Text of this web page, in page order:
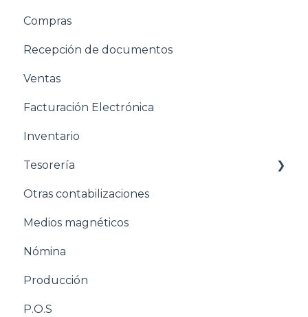
Compras
Recepción de documentos
Ventas
Facturación Electrónica
Inventario
Tesorería
Conciliacion bancaria
Otras contabilizaciones
Medios magnéticos
Nómina
Producción
P.O.S